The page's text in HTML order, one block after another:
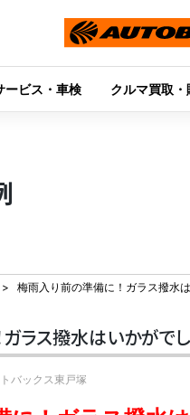
ービス・車検 クルマ買取・
梅雨入り前の準備に！ガラス撥水
ラス撥水はいかがでし
バックス東戸塚